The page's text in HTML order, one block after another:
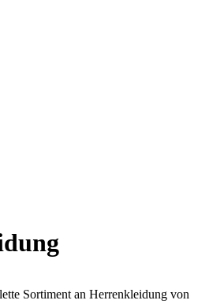
Sortiment an Herrenkleidung von